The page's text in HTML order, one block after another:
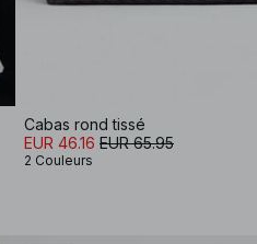
Cabas rond tissé
EUR 46.16 EUR 65.95
2 Couleurs